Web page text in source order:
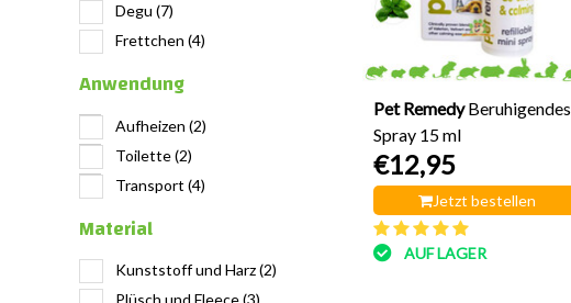
Degu (7)
Frettchen (4)
Anwendung
Aufheizen (2)
Toilette(2)
Transport (4)
Material
Kunststoff und Harz(2)
Plüsch und Fleece(3)
Pet Remedy Beruhigendes
Spray 15 ml
€12,95
Jetzt bestellen
AUF LAGER